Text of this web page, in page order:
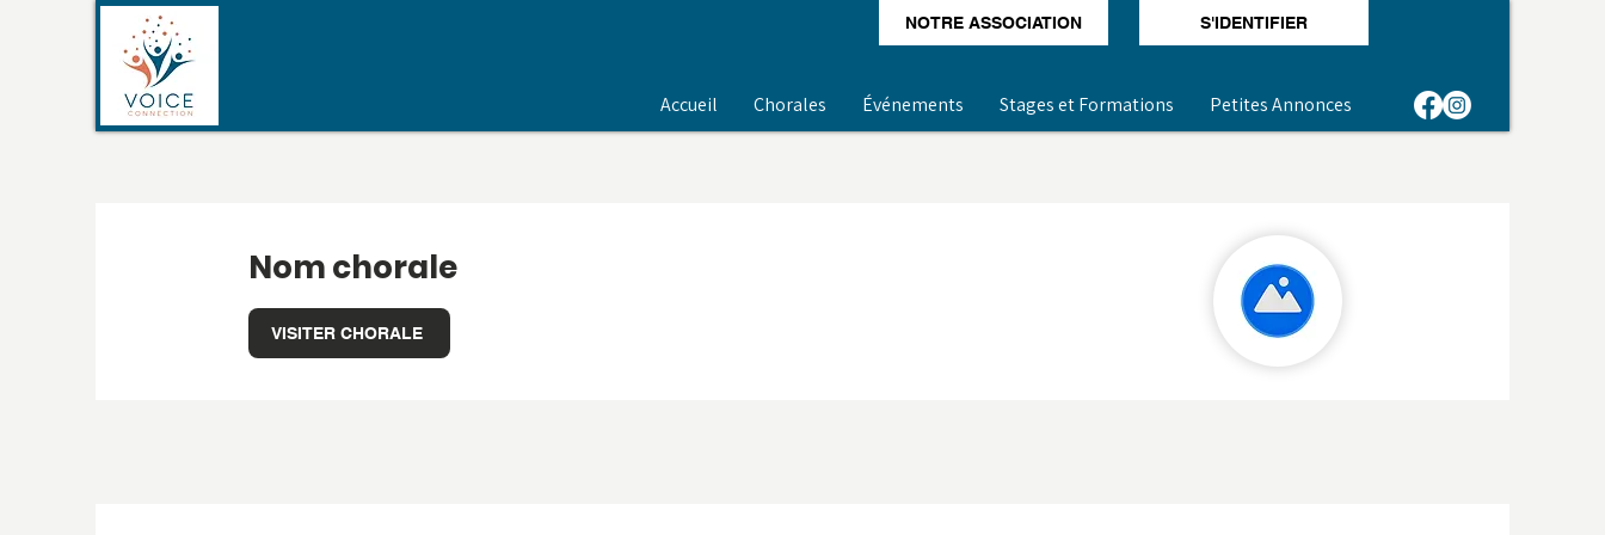
NOTRE ASSOCIATION S'IDENTIFIER
Accueil Chorales Événements Stages et Formations Petites Annonces
Nom chorale
VISITER CHORALE